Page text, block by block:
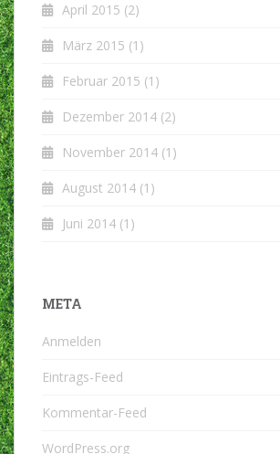
April 2015 (2)
März 2015 (1)
Februar 2015 (1)
Dezember 2014 (2)
November 2014 (1)
August 2014 (1)
Juni 2014 (1)
META
Anmelden
Eintrags-Feed
Kommentar-Feed
WordPress.org